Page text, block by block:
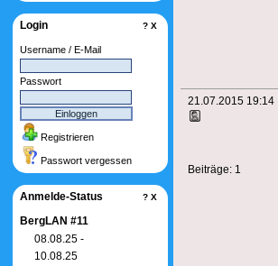
21.07.2015 19:14
Beiträge: 1
Login ? X
Username / E-Mail
Passwort
Registrieren
Passwort vergessen
Anmelde-Status ? X
BergLAN #11
08.08.25 -
10.08.25